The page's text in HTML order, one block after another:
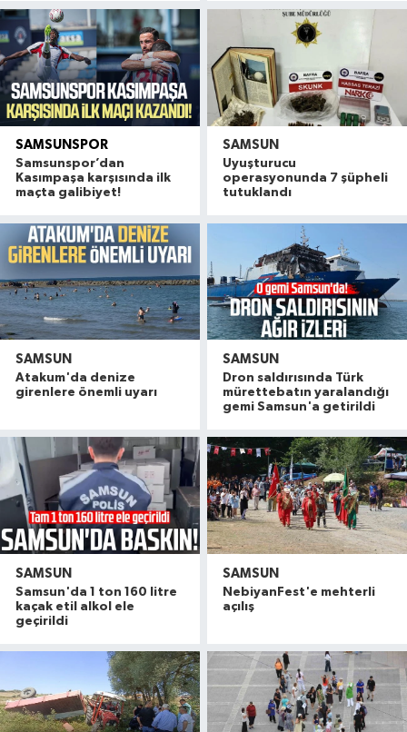
SAMSUNSPOR
Samsunspor’dan
Kasımpaşa karşısında ilk
maçta galibiyet!
SAMSUN
Uyuşturucu
operasyonunda 7 şüpheli
tutuklandı
SAMSUN
Atakum'da denize
girenlere önemli uyarı
SAMSUN
Dron saldırısında Türk
mürettebatın yaralandığı
gemi Samsun'a getirildi
SAMSUN
Samsun'da 1 ton 160 litre
kaçak etil alkol ele
geçirildi
SAMSUN
NebiyanFest'e mehterli
açılış